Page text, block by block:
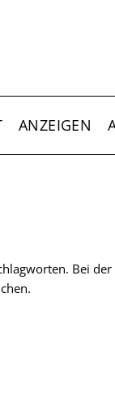
ANZEIGEN
Bei